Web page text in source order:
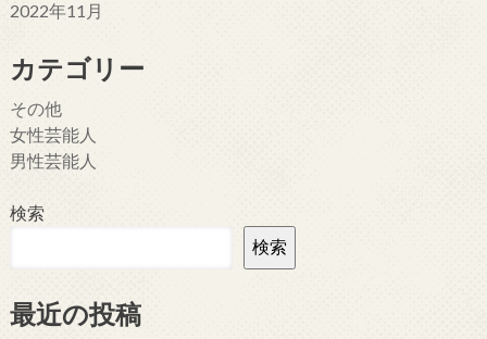
2022年11月
カテゴリー
その他
女性芸能人
男性芸能人
検索
検索
最近の投稿